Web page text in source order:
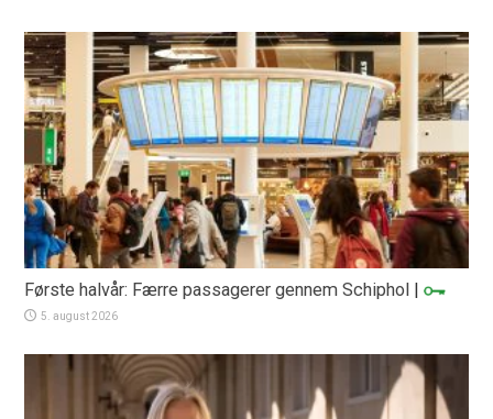
Første halvår: Færre passagerer gennem Schiphol |
5. august 2026